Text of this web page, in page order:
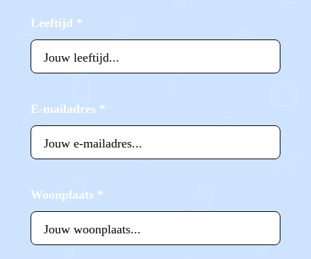
Leeftijd *
E-mailadres *
Woonplaats *